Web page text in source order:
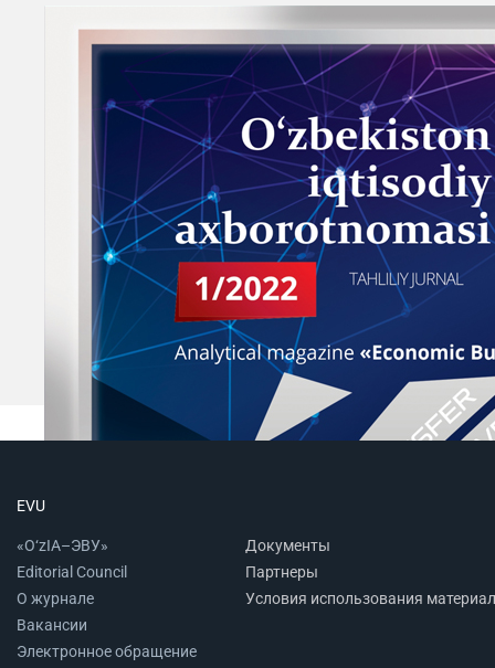
EVU
«O‘zIA–ЭВУ»
Editorial Council
О журнале
Вакансии
Электронное обращение
Документы
Партнеры
Условия использования